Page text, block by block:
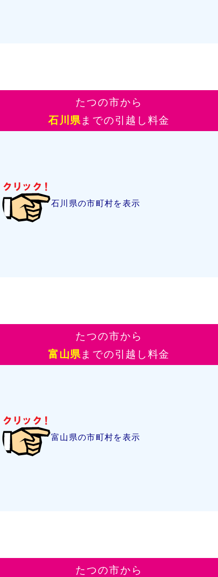
たつの市から
石川県までの引越し料金
石川県の市町村を表示
たつの市から
富山県までの引越し料金
富山県の市町村を表示
たつの市から